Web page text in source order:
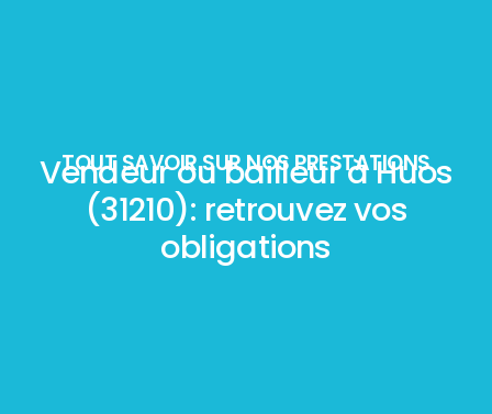
TOUT SAVOIR SUR NOS PRESTATIONS
Vendeur ou bailleur à Huos
(31210): retrouvez vos
obligations